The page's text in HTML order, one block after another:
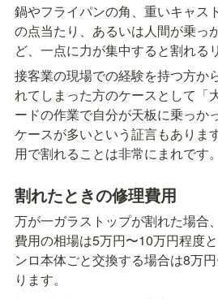
鍋やフライパンの角、重いキャス
の点当たり、あるいは人間が乗っ
ど、一点に力が集中すると割れる
接客業の現場での経験を持つ方か
れてしまった方のケースとして「
ードの作業で自分が天板に乗っか
ケースが多いという証言もありま
用で割れることは非常にまれです。
割れたときの修理費用
万が一ガラストップが割れた場合
費用の相場は5万円〜10万円程度
ンロ本体ごと交換する場合は8万
ります。